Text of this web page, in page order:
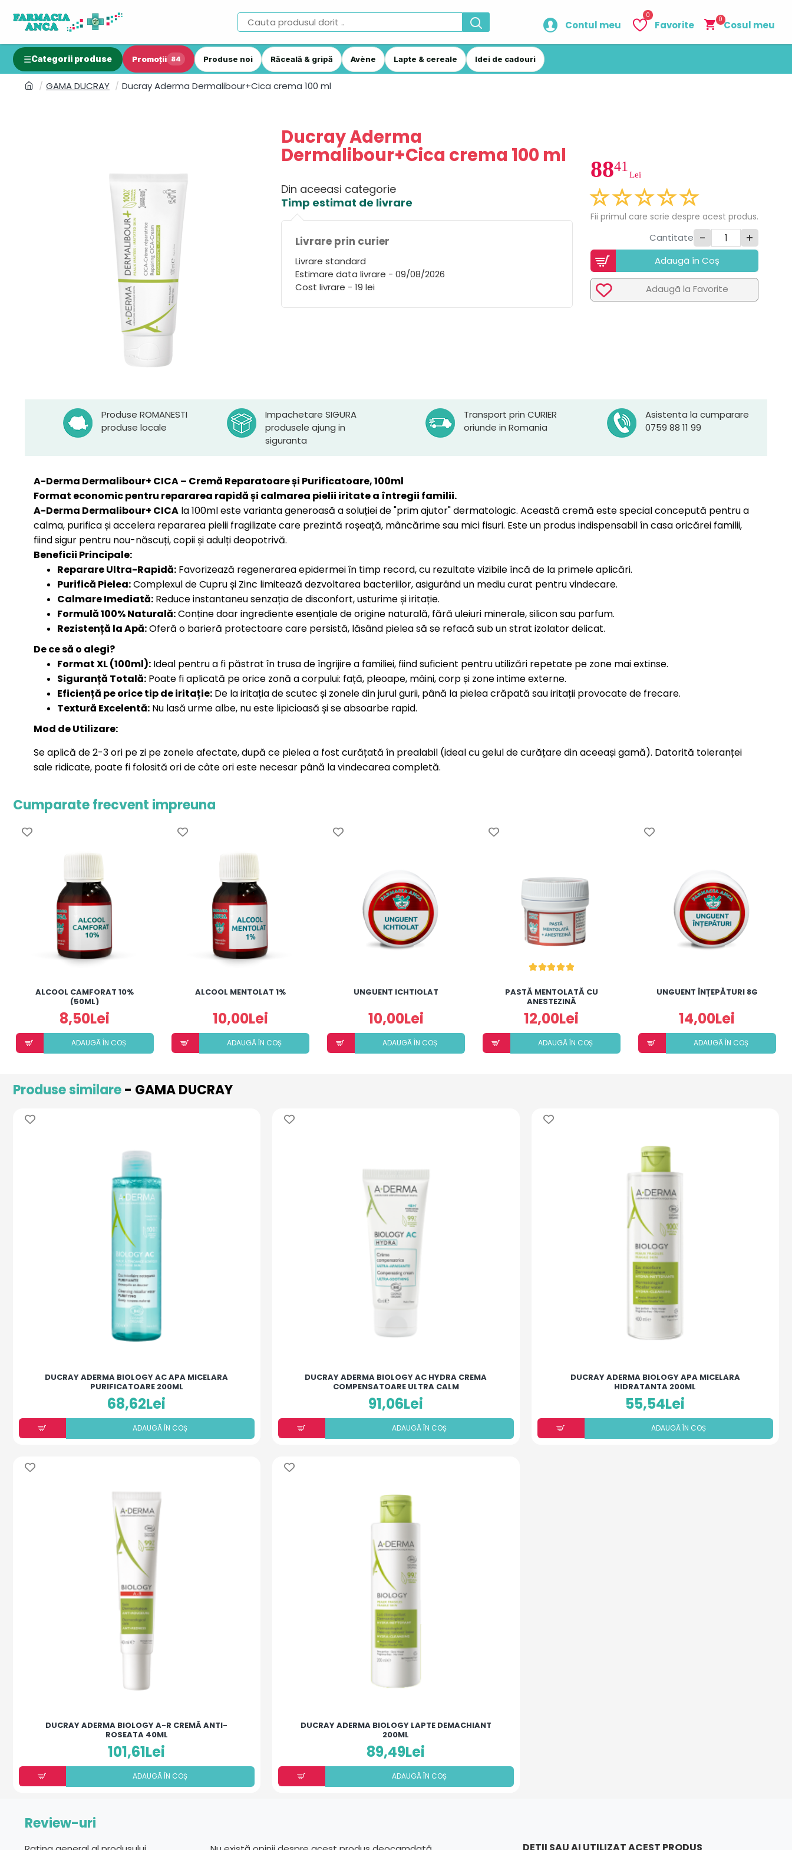
Contul meu Favorite
0
Cosul meu
0
Categorii produse Promoții 84 Produse noi Răceală & gripă Avène Lapte & cereale Idei de cadouri
GAMA DUCRAY Ducray Aderma Dermalibour+Cica crema 100 ml
Ducray Aderma
Dermalibour+Cica crema 100 ml
Din aceeasi categorie
Timp estimat de livrare
Livrare prin curier
Livrare standard
Estimare data livrare - 09/08/2026
Cost livrare - 19 lei
8841
Lei
Fii primul care scrie despre acest produs.
Cantitate - +
Adaugã în Coș
Adaugã la Favorite
Produse ROMANESTI
produse locale
Impachetare SIGURA
produsele ajung in
siguranta
Transport prin CURIER
oriunde in Romania
Asistenta la cumparare
0759 88 11 99
A-Derma Dermalibour+ CICA – Cremă Reparatoare și Purificatoare, 100ml
Format economic pentru repararea rapidă și calmarea pielii iritate a întregii familii.
A-Derma Dermalibour+ CICA la 100ml este varianta generoasă a soluției de "prim ajutor" dermatologic. Această cremă este special concepută pentru a
calma, purifica și accelera repararea pielii fragilizate care prezintă roșeață, mâncărime sau mici fisuri. Este un produs indispensabil în casa oricărei familii,
fiind sigur pentru nou-născuți, copii și adulți deopotrivă.
Beneficii Principale:
Reparare Ultra-Rapidă: Favorizează regenerarea epidermei în timp record, cu rezultate vizibile încă de la primele aplicări.
Purifică Pielea:Complexul de Cupru și Zinc limitează dezvoltarea bacteriilor, asigurând un mediu curat pentru vindecare.
Calmare Imediată: Reduce instantaneu senzația de disconfort, usturime și iritație.
Formulă 100% Naturală:Conține doar ingrediente esențiale de origine naturală, fără uleiuri minerale, silicon sau parfum.
Rezistență la Apă:Oferă o barieră protectoare care persistă, lăsând pielea să se refacă sub un strat izolator delicat.
De ce să o alegi?
Format XL (100ml): Ideal pentru a fi păstrat în trusa de îngrijire a familiei, fiind suficient pentru utilizări repetate pe zone mai extinse.
Siguranță Totală: Poate fi aplicată pe orice zonă a corpului: față, pleoape, mâini, corp și zone intime externe.
Eficiență pe orice tip de iritație: De la iritația de scutec și zonele din jurul gurii, până la pielea crăpată sau iritații provocate de frecare.
Textură Excelentă: Nu lasă urme albe, nu este lipicioasă și se absoarbe rapid.
Mod de Utilizare:
Se aplică de 2-3 ori pe zi pe zonele afectate, după ce pielea a fost curățată în prealabil (ideal cu gelul de curățare din aceeași gamă). Datorită toleranței
sale ridicate, poate fi folosită ori de câte ori este necesar până la vindecarea completă.
Cumparate frecvent impreuna
ALCOOL CAMFORAT 10%
(50ML)
8,50Lei
ADAUGÃ ÎN COȘ
ALCOOL MENTOLAT 1%
10,00Lei
ADAUGÃ ÎN COȘ
UNGUENT ICHTIOLAT
10,00Lei
ADAUGÃ ÎN COȘ
PASTĂ MENTOLATĂ CU
ANESTEZINĂ
12,00Lei
ADAUGÃ ÎN COȘ
UNGUENT ÎNȚEPĂTURI 8G
14,00Lei
ADAUGÃ ÎN COȘ
Produse similare- GAMA DUCRAY
DUCRAY ADERMA BIOLOGY AC APA MICELARA
PURIFICATOARE 200ML
68,62Lei
ADAUGÃ ÎN COȘ
DUCRAY ADERMA BIOLOGY AC HYDRA CREMA
COMPENSATOARE ULTRA CALM
91,06Lei
ADAUGÃ ÎN COȘ
DUCRAY ADERMA BIOLOGY APA MICELARA
HIDRATANTA 200ML
55,54Lei
ADAUGÃ ÎN COȘ
DUCRAY ADERMA BIOLOGY A-R CREMĂ ANTI-
ROSEATA 40ML
101,61Lei
ADAUGÃ ÎN COȘ
DUCRAY ADERMA BIOLOGY LAPTE DEMACHIANT
200ML
89,49Lei
ADAUGÃ ÎN COȘ
Review-uri